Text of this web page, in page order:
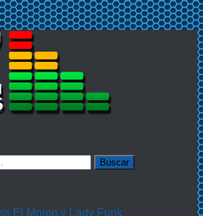
El Momo y Lady Funk